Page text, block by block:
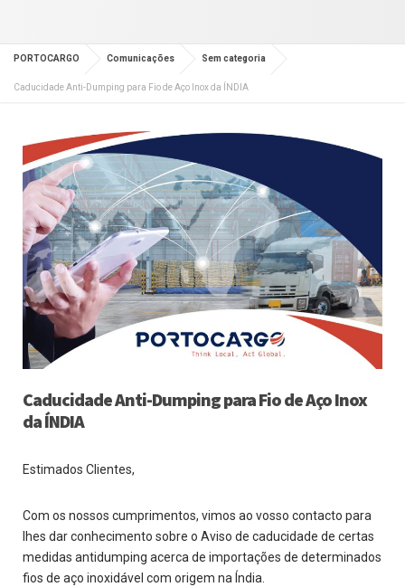
PORTOCARGO Comunicações Sem categoria
Caducidade Anti-Dumping para Fio de Aço Inox da ÍNDIA
Caducidade Anti-Dumping para Fio de Aço Inox
da ÍNDIA
Estimados Clientes,
Com os nossos cumprimentos, vimos ao vosso contacto para
lhes dar conhecimento sobre o Aviso de caducidade de certas
medidas antidumping acerca de importações de determinados
fios de aço inoxidável com origem na Índia.